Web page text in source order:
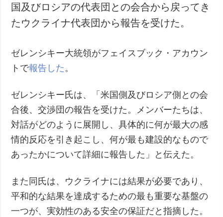
国及びロシアの代表団との会合から戻ってき
たウクライナ代表団から報告を受けた。
ゼレンシキー大統領がフェイスブック・アカウン
トで報告した 。
ゼレンシキー氏は、「米国側及びロシア側との会
合後、交渉団の報告を受けた。メンバーたちは、
対話がどのように展開し、具体的に何が最大の感
情的反応を引き起こし、何が最も建設的なもので
あったかについて詳細に報告した」と伝えた。
また同氏は、ウクライナには結果が必要であり、
平和的な結果を達成するための最も重要な基盤の
一つが、実効性のある安全の保証だと指摘した。